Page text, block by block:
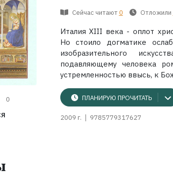
0
Сейчас читают 0 Отложили
Италия XIII века - оплот
Но стоило догматике
изобразительного
подавляющему человека
устремленностью ввысь, к
ПЛАНИРУЮ ПРОЧИТАТЬ
2009 г. 9785779317627